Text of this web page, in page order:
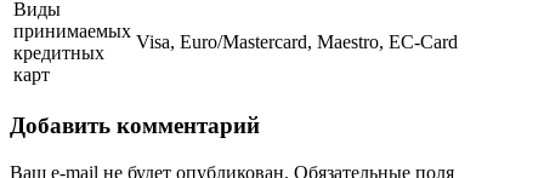
Виды
принимаемых
кредитных
карт
Visa, Euro/Mastercard, Maestro, EC-Card
Добавить комментарий
Ваш e-mail не будет опубликован. Обязательные поля